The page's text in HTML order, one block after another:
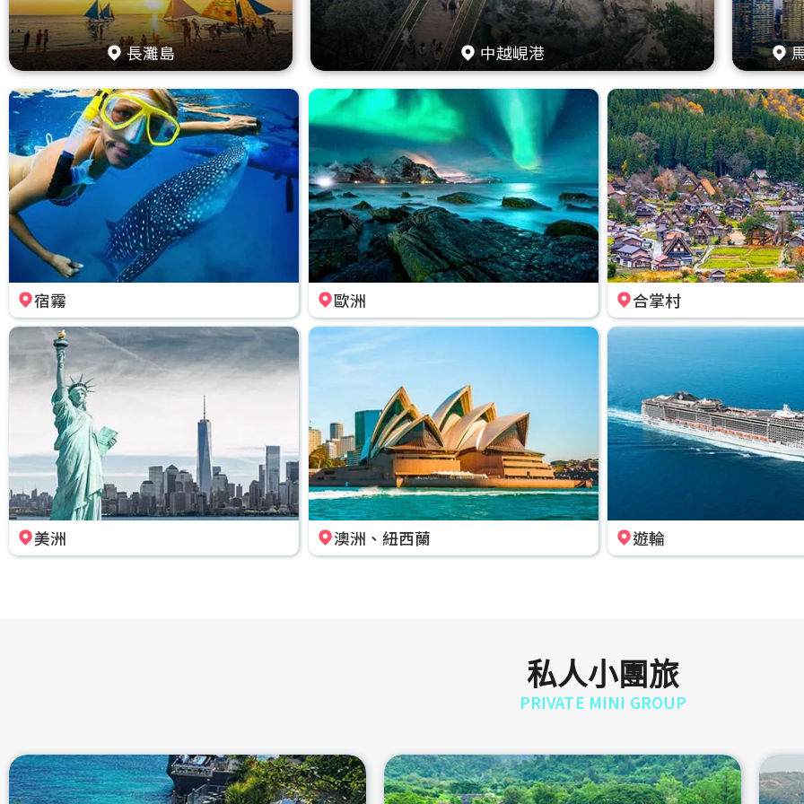
長灘島 中越峴港
宿霧 歐洲 合掌村
美洲 澳洲、紐西蘭 遊輪
私人小團旅
PRIVATE MINI GROUP